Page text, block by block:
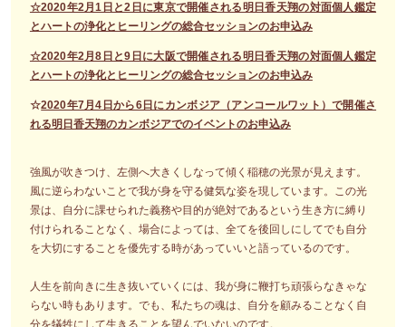
☆2020年2月1日と2日に東京で開催される明日香天翔の対面個人鑑定
とハートの浄化とヒーリングの総合セッションのお申込み
☆2020年2月8日と9日に大阪で開催される明日香天翔の対面個人鑑定
とハートの浄化とヒーリングの総合セッションのお申込み
☆2020年7月4日から6日にカンボジア（アンコールワット）で開催さ
れる明日香天翔のカンボジアでのイベントのお申込み
強風が吹きつけ、左側へ大きくしなって傾く稲穂の光景が見えます。
風に逆らわないことで我が身を守る健気な姿を現しています。この光
景は、自分に課せられた義務や目的が絶対であるという生き方に縛り
付けられることなく、場合によっては、全てを後回しにしてでも自分
を大切にすることを優先する時があっていいと語っているのです。
人生を前向きに生き抜いていくには、我が身に鞭打ち頑張らなきゃな
らない時もあります。でも、私たちの魂は、自分を顧みることなく自
分を犠牲にして生きることを望んでいないのです。